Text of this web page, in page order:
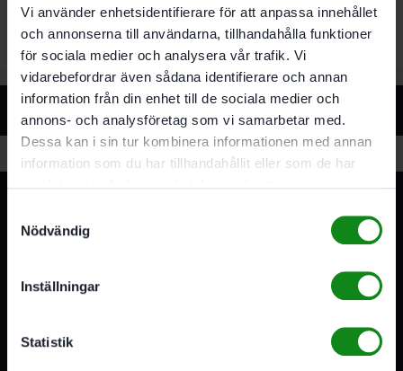
Vi använder enhetsidentifierare för att anpassa innehållet
och annonserna till användarna, tillhandahålla funktioner
för sociala medier och analysera vår trafik. Vi
vidarebefordrar även sådana identifierare och annan
information från din enhet till de sociala medier och
annons- och analysföretag som vi samarbetar med.
Dessa kan i sin tur kombinera informationen med annan
information som du har tillhandahållit eller som de har
Nödvändig
Inställningar
Statistik
Extra lång
Relaterade produkter
Vi är återförsäljare av elverktyg, tillbehör, infästning och